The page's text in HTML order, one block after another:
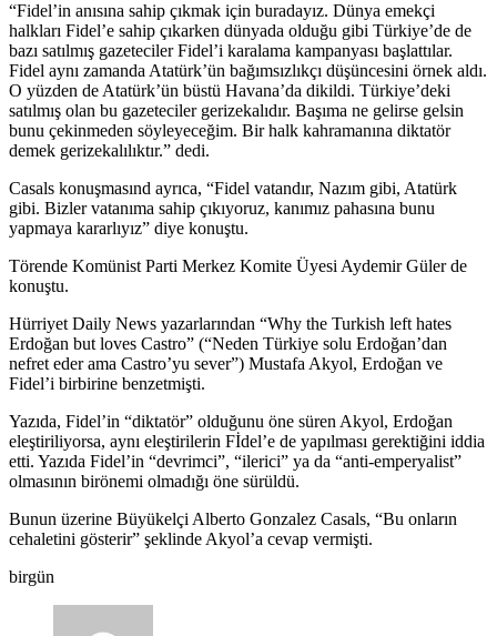
“Fidel’in anısına sahip çıkmak için buradayız. Dünya emekçi
halkları Fidel’e sahip çıkarken dünyada olduğu gibi Türkiye’de de
bazı satılmış gazeteciler Fidel’i karalama kampanyası başlattılar.
Fidel aynı zamanda Atatürk’ün bağımsızlıkçı düşüncesini örnek aldı.
O yüzden de Atatürk’ün büstü Havana’da dikildi. Türkiye’deki
satılmış olan bu gazeteciler gerizekalıdır. Başıma ne gelirse gelsin
bunu çekinmeden söyleyeceğim. Bir halk kahramanına diktatör
demek gerizekalılıktır.” dedi.
Casals konuşmasınd ayrıca, “Fidel vatandır, Nazım gibi, Atatürk
gibi. Bizler vatanıma sahip çıkıyoruz, kanımız pahasına bunu
yapmaya kararlıyız” diye konuştu.
Törende Komünist Parti Merkez Komite Üyesi Aydemir Güler de
konuştu.
Hürriyet Daily News yazarlarından “Why the Turkish left hates
Erdoğan but loves Castro” (“Neden Türkiye solu Erdoğan’dan
nefret eder ama Castro’yu sever”) Mustafa Akyol, Erdoğan ve
Fidel’i birbirine benzetmişti.
Yazıda, Fidel’in “diktatör” olduğunu öne süren Akyol, Erdoğan
eleştiriliyorsa, aynı eleştirilerin Fİdel’e de yapılması gerektiğini iddia
etti. Yazıda Fidel’in “devrimci”, “ilerici” ya da “anti-emperyalist”
olmasının birönemi olmadığı öne sürüldü.
Bunun üzerine Büyükelçi Alberto Gonzalez Casals, “Bu onların
cehaletini gösterir” şeklinde Akyol’a cevap vermişti.
birgün